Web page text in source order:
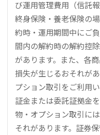
び運用管理費用（信託
終身保険・養老保険の
約時・運用期間中にご
間内の解約時の解約控
があります。また、各
損失が生じるおそれが
プション取引をご利用
証金または委託証拠金
物・オプション取引に
それがあります。証券